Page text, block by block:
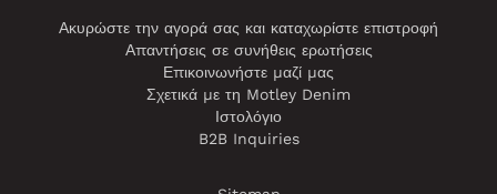
Ακυρώστε την αγορά σας και καταχωρίστε επιστροφή
Απαντήσεις σε συνήθεις ερωτήσεις
Επικοινωνήστε μαζί μας
Σχετικά με τη Motley Denim
Ιστολόγιο
B2B Inquiries